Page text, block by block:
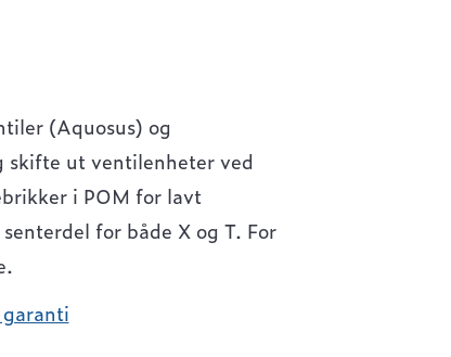
(Aquosus) og
skifte ut ventilenheter ved
i POM for lavt
for både X og T. For